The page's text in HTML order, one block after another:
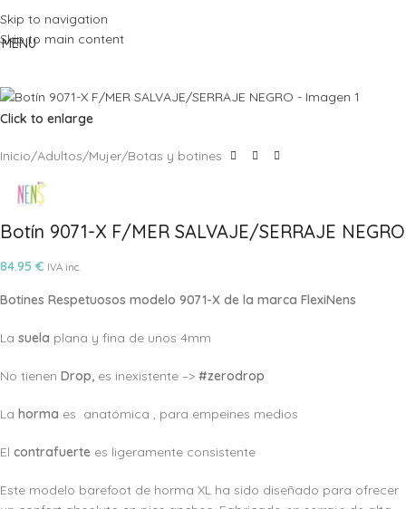
Skip to navigation
Skip to main content
MENU
Click to enlarge
Inicio/Adultos/Mujer/Botas y botines
Botín 9071-X F/MER SALVAJE/SERRAJE NEGRO
84.95 € IVA inc.
Botines Respetuosos modelo 9071-X de la marca FlexiNens
La suela plana y fina de unos 4mm
No tienen Drop, es inexistente –> #zerodrop
La horma es anatómica , para empeines medios
El contrafuerte es ligeramente consistente
Este modelo barefoot de horma XL ha sido diseñado para ofrecer